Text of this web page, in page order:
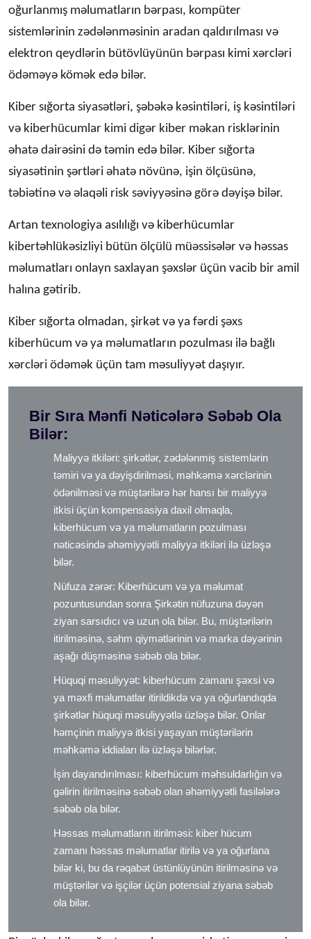
oğurlanmış məlumatların bərpası, kompüter
sistemlərinin zədələnməsinin aradan qaldırılması və
elektron qeydlərin bütövlüyünün bərpası kimi xərcləri
ödəməyə kömək edə bilər.
Kiber sığorta siyasətləri, şəbəkə kəsintiləri, iş kəsintiləri
və kiberhücumlar kimi digər kiber məkan risklərinin
əhatə dairəsini də təmin edə bilər. Kiber sığorta
siyasətinin şərtləri əhatə növünə, işin ölçüsünə,
təbiətinə və əlaqəli risk səviyyəsinə görə dəyişə bilər.
Artan texnologiya asılılığı və kiberhücumlar
kibertəhlükəsizliyi bütün ölçülü müəssisələr və həssas
məlumatları onlayn saxlayan şəxslər üçün vacib bir amil
halına gətirib.
Kiber sığorta olmadan, şirkət və ya fərdi şəxs
kiberhücum və ya məlumatların pozulması ilə bağlı
xərcləri ödəmək üçün tam məsuliyyət daşıyır.
Bir Sıra Mənfi Nəticələrə Səbəb Ola
Bilər:
Maliyyə itkiləri: şirkətlər, zədələnmiş sistemlərin
təmiri və ya dəyişdirilməsi, məhkəmə xərclərinin
ödənilməsi və müştərilərə hər hansı bir maliyyə
itkisi üçün kompensasiya daxil olmaqla,
kiberhücum və ya məlumatların pozulması
nəticəsində əhəmiyyətli maliyyə itkiləri ilə üzləşə
bilər.
Nüfuza zərər: Kiberhücum və ya məlumat
pozuntusundan sonra Şirkətin nüfuzuna dəyən
ziyan sarsıdıcı və uzun ola bilər. Bu, müştərilərin
itirilməsinə, səhm qiymətlərinin və marka dəyərinin
aşağı düşməsinə səbəb ola bilər.
Hüquqi məsuliyyət: kiberhücum zamanı şəxsi və
ya məxfi məlumatlar itirildikdə və ya oğurlandıqda
şirkətlər hüquqi məsuliyyətlə üzləşə bilər. Onlar
həmçinin maliyyə itkisi yaşayan müştərilərin
məhkəmə iddiaları ilə üzləşə bilərlər.
İşin dayandırılması: kiberhücum məhsuldarlığın və
gəlirin itirilməsinə səbəb olan əhəmiyyətli fasilələrə
səbəb ola bilər.
Həssas məlumatların itirilməsi: kiber hücum
zamanı həssas məlumatlar itirilə və ya oğurlana
bilər ki, bu da rəqabət üstünlüyünün itirilməsinə və
müştərilər və işçilər üçün potensial ziyana səbəb
ola bilər.